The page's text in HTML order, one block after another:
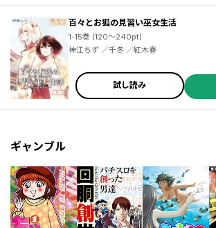
百々とお狐の見習い巫女生活
1-15巻 (120～240pt)
神江ちず ／千冬 ／紅木春
試し読み
ギャンブル